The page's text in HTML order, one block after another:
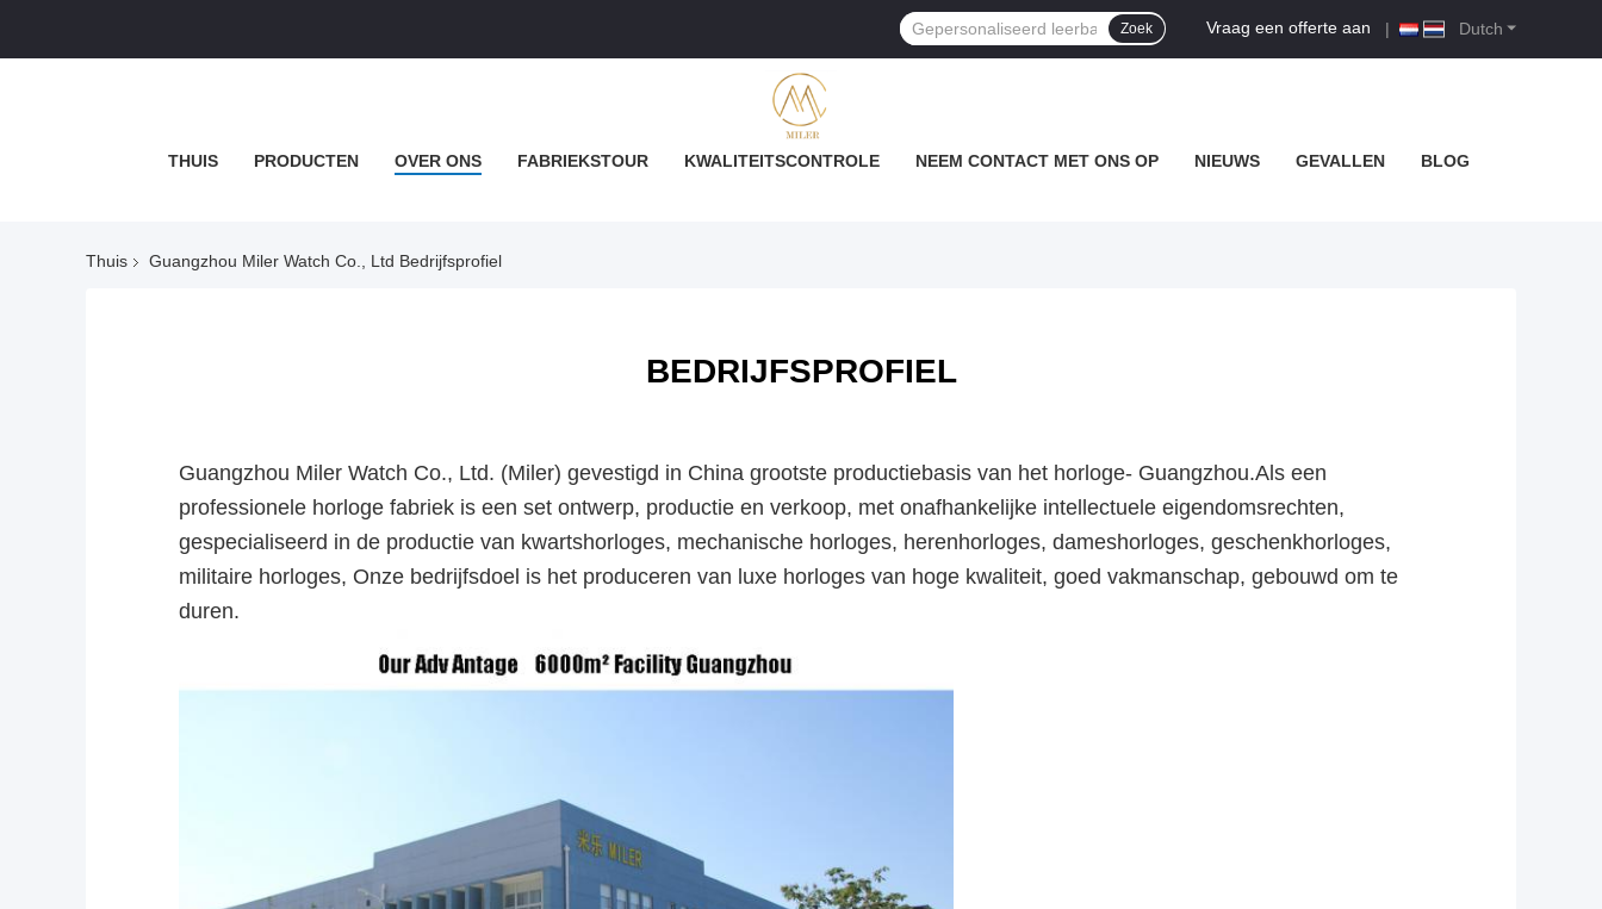
Dutch
Vraag een offerte aan |
Zoek
THUIS PRODUCTEN OVER ONS FABRIEKSTOUR KWALITEITSCONTROLE NEEM CONTACT MET ONS OP NIEUWS GEVALLEN BLOG
Thuis Guangzhou Miler Watch Co., Ltd Bedrijfsprofiel
BEDRIJFSPROFIEL
Guangzhou Miler Watch Co., Ltd. (Miler) gevestigd in China grootste productiebasis van het horloge- Guangzhou.Als een
professionele horloge fabriek is een set ontwerp, productie en verkoop, met onafhankelijke intellectuele eigendomsrechten,
gespecialiseerd in de productie van kwartshorloges, mechanische horloges, herenhorloges, dameshorloges, geschenkhorloges,
militaire horloges, Onze bedrijfsdoel is het produceren van luxe horloges van hoge kwaliteit, goed vakmanschap, gebouwd om te
duren.